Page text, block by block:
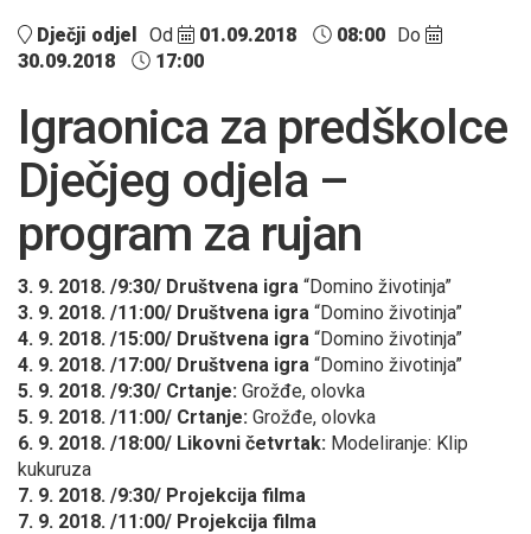
Dječji odjel Od 01.09.2018 08:00 Do
30.09.2018
17:00
Igraonica za predškolce
Dječjeg odjela –
program za rujan
3. 9. 2018. /9:30/ Društvena igra “Domino životinja”
3. 9. 2018. /11:00/ Društvena igra “Domino životinja”
4. 9. 2018. /15:00/ Društvena igra “Domino životinja”
4. 9. 2018. /17:00/ Društvena igra “Domino životinja”
5. 9. 2018. /9:30/ Crtanje: Grožđe, olovka
5. 9. 2018. /11:00/ Crtanje: Grožđe, olovka
6. 9. 2018. /18:00/ Likovni četvrtak: Modeliranje: Klip
kukuruza
7. 9. 2018. /9:30/ Projekcija filma
7. 9. 2018. /11:00/ Projekcija filma